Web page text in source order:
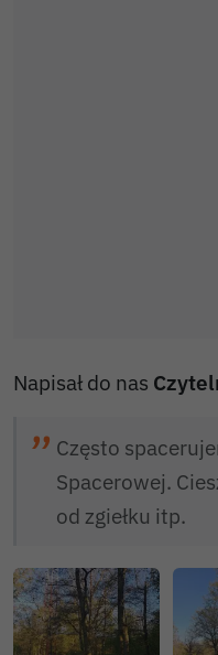
Napisał do nas
Często
Spacerowej.
od zgiełku itp.